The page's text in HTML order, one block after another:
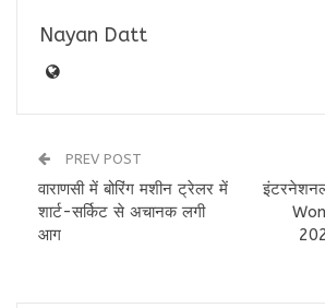
Nayan Datt
PREV POST
वाराणसी में बोरिंग मशीन ट्रेलर में
शार्ट-सर्किट से अचानक लगी
आग